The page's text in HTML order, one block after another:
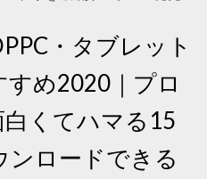
・タブレット
め2020｜プロ
くてハマる15
ンロードできる